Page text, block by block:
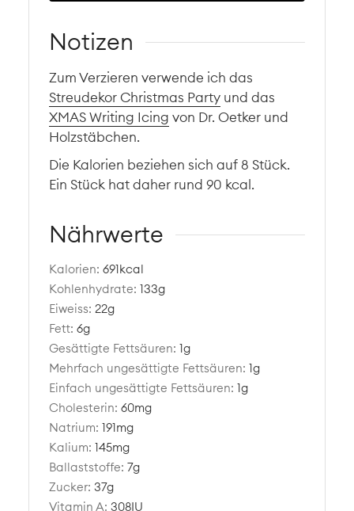
Notizen
Zum Verzieren verwende ich das
Streudekor Christmas Party und das
XMAS Writing Icing von Dr. Oetker und
Holzstäbchen.
Die Kalorien beziehen sich auf 8 Stück.
Ein Stück hat daher rund 90 kcal.
Nährwerte
Kalorien:691kcal
Kohlenhydrate:133g
Eiweiss:22g
Fett:6g
Gesättigte Fettsäuren:1g
Mehrfach ungesättigte Fettsäuren:1g
Einfach ungesättigte Fettsäuren:1g
Cholesterin:60mg
Natrium:191mg
Kalium:145mg
Ballaststoffe:7g
Zucker:37g
Vitamin A:308IU